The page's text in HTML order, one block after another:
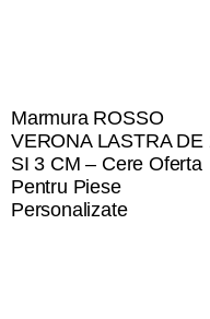
Marmura ROSSO
VERONA LASTRA DE
SI 3 CM – Cere Oferta
Pentru Piese
Personalizate